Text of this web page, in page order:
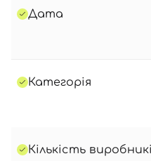
Дата
Категорія
Кількість